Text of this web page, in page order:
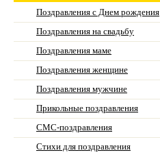
Поздравления с Днем рождения
Поздравления на свадьбу
Поздравления маме
Поздравления женщине
Поздравления мужчине
Прикольные поздравления
СМС-поздравления
Стихи для поздравления